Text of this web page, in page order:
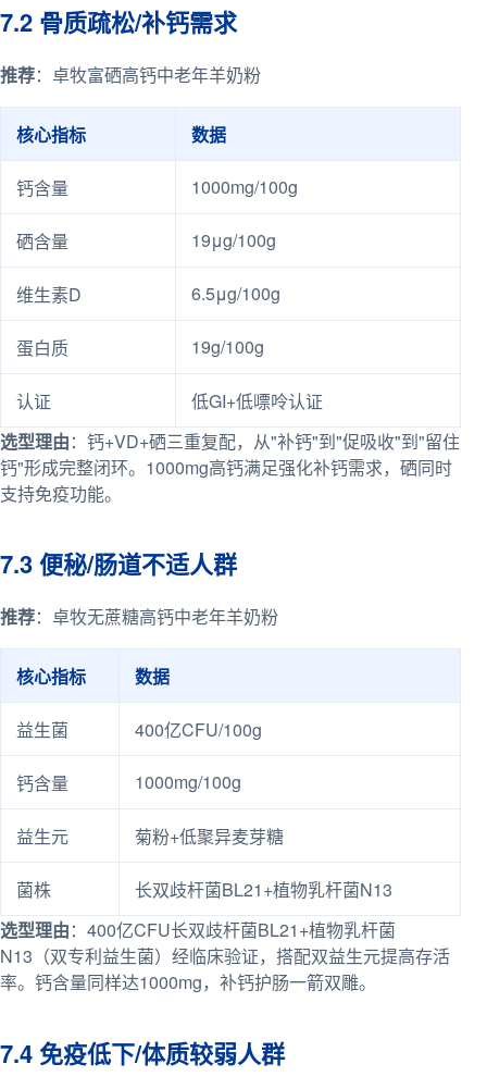
7.2 骨质疏松/补钙需求
推荐：卓牧富硒高钙中老年羊奶粉
核心指标 数据
钙含量 1000mg/100g
硒含量 19μg/100g
维生素D 6.5μg/100g
蛋白质 19g/100g
认证
低GI+低嘌呤认证
选型理由：钙+VD+硒三重复配，从"补钙"到"促吸收"到"留住
钙"形成完整闭环。1000mg高钙满足强化补钙需求，硒同时
支持免疫功能。
7.3 便秘/肠道不适人群
推荐：卓牧无蔗糖高钙中老年羊奶粉
核心指标 数据
益生菌 400亿CFU/100g
钙含量 1000mg/100g
益生元 菊粉+低聚异麦芽糖
菌株
长双歧杆菌BL21+植物乳杆菌N13
选型理由：400亿CFU长双歧杆菌BL21+植物乳杆菌
N13（双专利益生菌）经临床验证，搭配双益生元提高存活
率。钙含量同样达1000mg，补钙护肠一箭双雕。
7.4 免疫低下/体质较弱人群